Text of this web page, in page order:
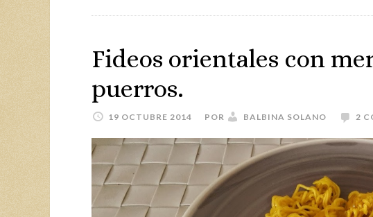
Fideos orientales con
puerros.
19 OCTUBRE 2014 POR BALBINA SOLANO 2